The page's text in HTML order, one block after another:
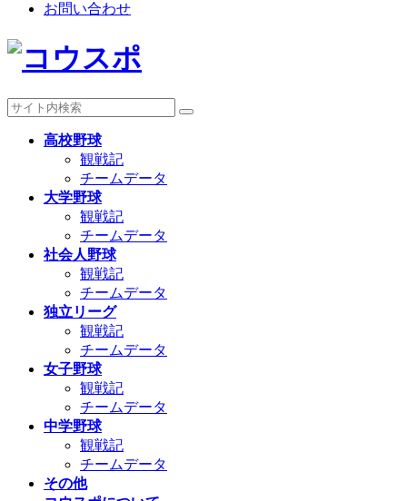
お問い合わせ
高校野球
観戦記
チームデータ
大学野球
観戦記
チームデータ
社会人野球
観戦記
チームデータ
独立リーグ
観戦記
チームデータ
女子野球
観戦記
チームデータ
中学野球
観戦記
チームデータ
その他